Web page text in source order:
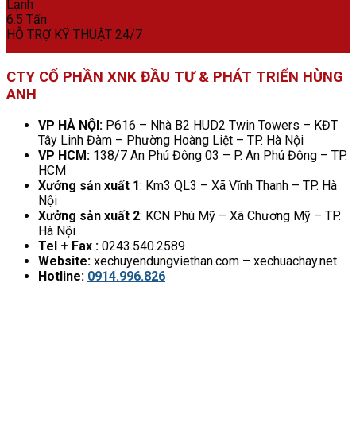
HỖ TRỢ KỸ THUẬT 24/7
CTY CỔ PHẦN XNK ĐẦU TƯ & PHÁT TRIỂN HÙNG
ANH
VP HÀ NỘI: P616 – Nhà B2 HUD2 Twin Towers – KĐT
Tây Linh Đàm – Phường Hoàng Liệt – TP. Hà Nội
VP HCM: 138/7 An Phú Đông 03 – P. An Phú Đông – TP.
HCM
Xưởng sản xuất 1: Km3 QL3 – Xã Vĩnh Thanh – TP. Hà
Nội
Xưởng sản xuất 2: KCN Phú Mỹ – Xã Chương Mỹ – TP.
Hà Nội
Tel + Fax : 0243.540.2589
Website: xechuyendungviethan.com – xechuachay.net
Hotline: 0914.996.826